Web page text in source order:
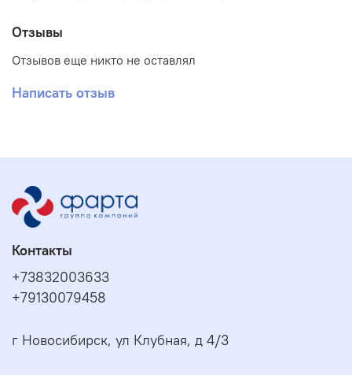
Отзывы
Отзывов еще никто не оставлял
Написать отзыв
Контакты
+73832003633
+79130079458
г Новосибирск, ул Клубная, д 4/3